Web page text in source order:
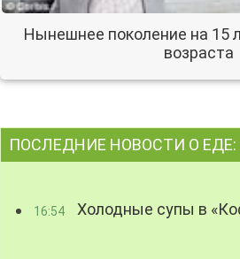
Нынешнее поколение на 15
возраста
ПОСЛЕДНИЕ НОВОСТИ О ЕДЕ:
16:54 Холодные супы в